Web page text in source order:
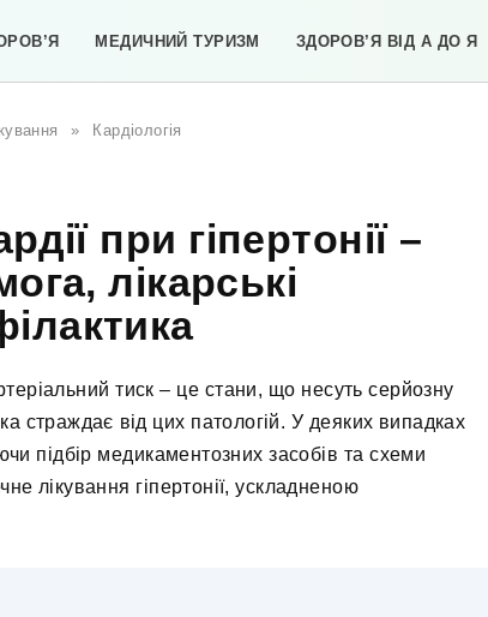
МЕДИЧНИЙ ТУРИЗМ ЗДОРОВ’Я ВІД А ДО Я
» Кардіологія
при гіпертонії –
лікарські
тиск – це стани, що несуть серйозну
страждає від цих патологій. У деяких випадках
підбір медикаментозних засобів та схеми
лікування гіпертонії, ускладненою